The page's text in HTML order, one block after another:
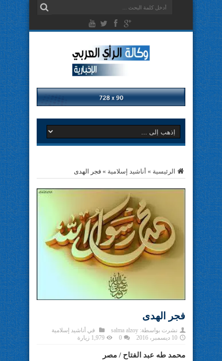
الرئيسية » أناشيد إسلامية » فجر الهدى
فجر الهدى
نشرت بواسطة: salma alzoy في أناشيد إسلامية
10 ديسمبر، 2016
0 1,979 زيارة
محمد طه عبد الفتاح / مصر